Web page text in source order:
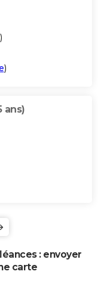
)
)
ans)
: envoyer
carte